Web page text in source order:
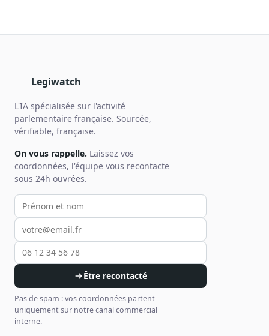
Legiwatch
L'IA spécialisée sur l'activité
parlementaire française. Sourcée,
vérifiable, française.
On vous rappelle. Laissez vos
coordonnées, l'équipe vous recontacte
sous 24h ouvrées.
Votre prénom et nom
Votre email
Votre téléphone
Être recontacté
Pas de spam : vos coordonnées partent
uniquement sur notre canal commercial
interne.